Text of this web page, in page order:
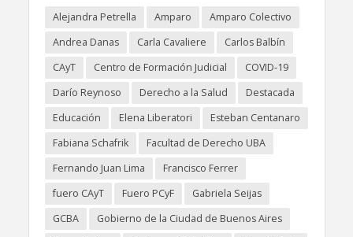
Alejandra Petrella Amparo
Amparo Colectivo
Andrea Danas
Carla Cavaliere
Carlos Balbín
CAyT
Centro de Formación Judicial
COVID-19
Darío Reynoso
Derecho a la Salud
Destacada
Educación
Elena Liberatori
Esteban Centanaro
Fabiana Schafrik
Facultad de Derecho UBA
Fernando Juan Lima
Francisco Ferrer
fuero CAyT
Fuero PCyF
Gabriela Seijas
GCBA
Gobierno de la Ciudad de Buenos Aires